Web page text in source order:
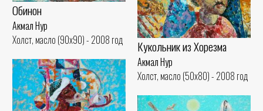
Обинон
Акмал Нур
Холст, масло (90x90) - 2008 год
Кукольник из Хорезма
Акмал Нур
Холст, масло (50x80) - 2008 год